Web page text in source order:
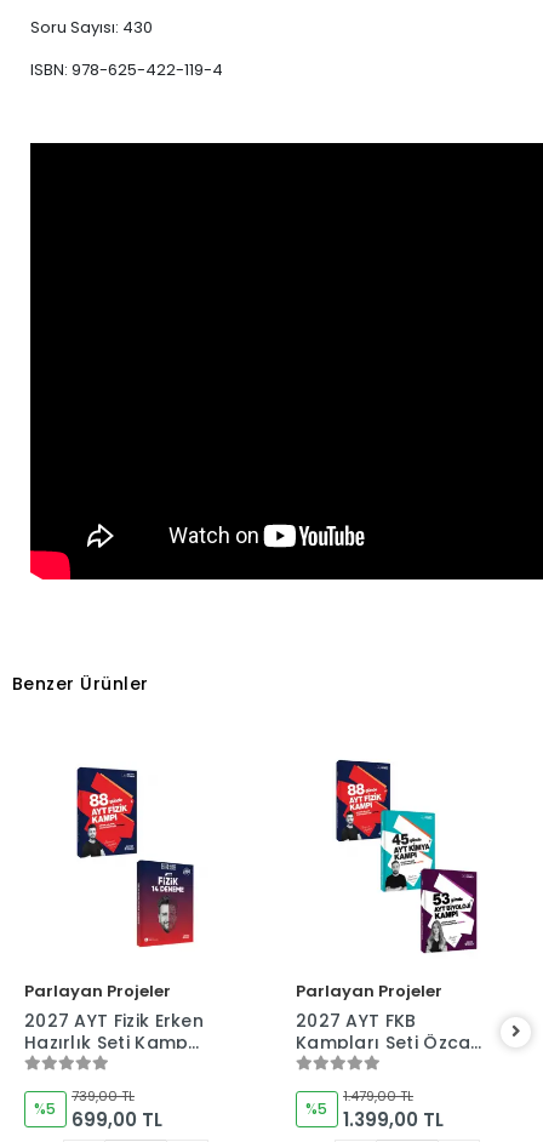
Soru Sayısı: 430
ISBN: 978-625-422-119-4
Benzer Ürünler
Parlayan Projeler
2027 AYT Fizik Erken
Hazırlık Seti Kamp
Kitabı ve Deneme
İkilisi Özcan Aykın
%5
739,00 TL
699,00 TL
Parlayan Projeler
2027 AYT FKB
Kampları Seti Özcan
Aykın-Sinan
İhtiyaroğlu-Burcu
Ay
%5
1.479,00 TL
1.399,00 TL